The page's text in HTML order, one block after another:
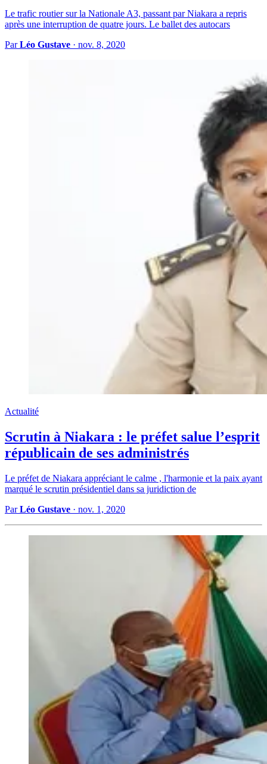
Le trafic routier sur la Nationale A3, passant par Niakara a repris
après une interruption de quatre jours. Le ballet des autocars
ParLéo Gustave · nov. 8, 2020
Actualité
Scrutin à Niakara : le préfet salue l’esprit
républicain de ses administrés
Le préfet de Niakara appréciant le calme , l'harmonie et la paix ayant
marqué le scrutin présidentiel dans sa juridiction de
ParLéo Gustave · nov. 1, 2020